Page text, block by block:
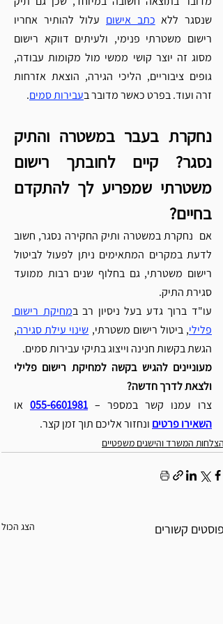
שנסגר ללא כתב אישום
זרה ועוד. בפרט כאשר מדובר בעבירות סמים.
בחיים?
סגירת התיק.
עו"ד ברוך גדע בעל ניסיון רב ב
פלילי, ביטול רישום משטרתי, שינוי עילת סגירה
הגשת בקשות חנינה וייצוג בתיקי עבירות סמים.
ולצאת לדרך חדשה?
צרו עמנו קשר במספר – 055-6601981 או
השאירו פרטים ונחזור אליכם תוך זמן קצר.
הצלחות המשרד והישגים משפטיים
פוסטים קשורים הצג הכול